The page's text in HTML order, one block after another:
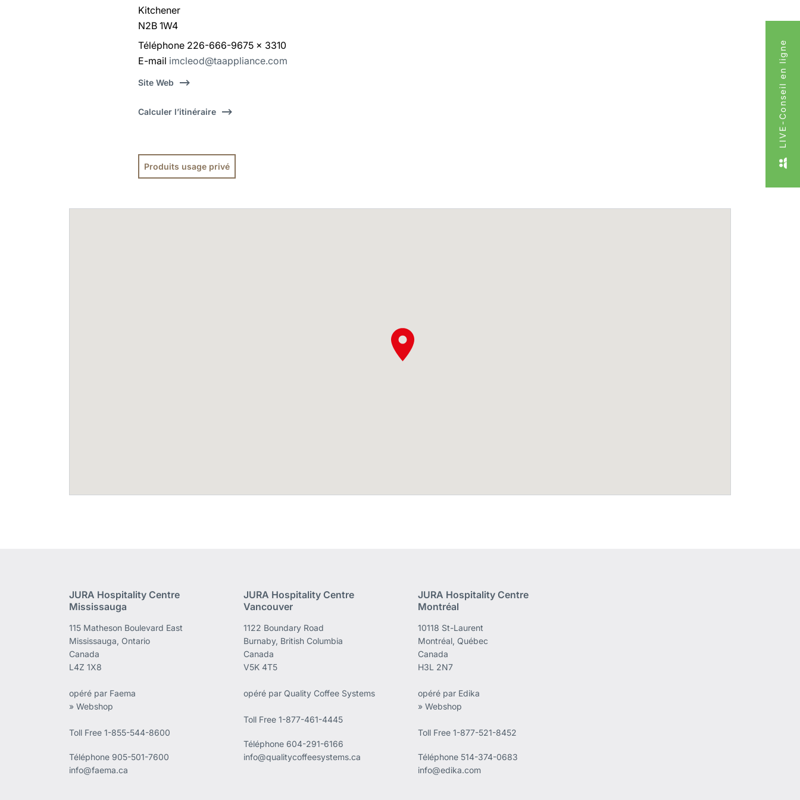
Kitchener
N2B 1W4
Téléphone 226-666-9675 x 3310
E-mail imcleod@taappliance.com
Site Web
Calculer l’itinéraire
Produits usage privé
JURA Hospitality Centre
Mississauga
115 Matheson Boulevard East
Mississauga, Ontario
Canada
L4Z 1X8
opéré par Faema
» Webshop
Toll Free 1-855-544-8600
Téléphone 905-501-7600
info@faema.ca
JURA Hospitality Centre
Vancouver
1122 Boundary Road
Burnaby, British Columbia
Canada
V5K 4T5
opéré par Quality Coffee Systems
Toll Free 1-877-461-4445
Téléphone604-291-6166
info@qualitycoffeesystems.ca
JURA Hospitality Centre
Montréal
10118 St-Laurent
Montréal, Québec
Canada
H3L 2N7
opéré par Edika
» Webshop
Toll Free 1-877-521-8452
Téléphone 514-374-0683
info@edika.com
LIVE-Conseil en ligne